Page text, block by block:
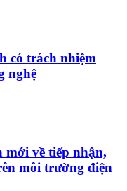
có trách nhiệm
nghệ
mới về tiếp nhận,
môi trường điện